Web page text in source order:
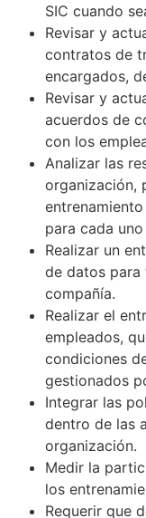
SIC cuando
Revisar y
contratos de
encargados,
Revisar y
acuerdos de
con los
Analizar las
organización,
para cada
Realizar un
de datos para
compañía.
Realizar el
empleados,
condiciones
gestionados
Integrar las
dentro de las
organización.
Medir la
los
Requerir que